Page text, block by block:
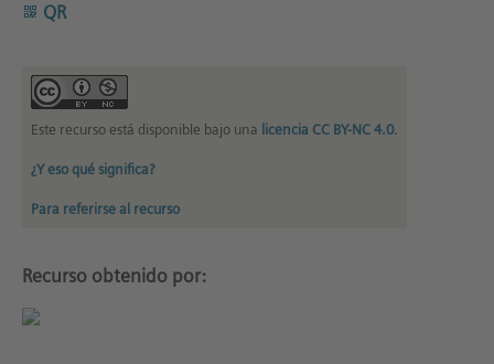
QR
Este recurso está disponible bajo una licencia CC BY-NC 4.0.
¿Y eso qué significa?
Para referirse al recurso
Recurso obtenido por: